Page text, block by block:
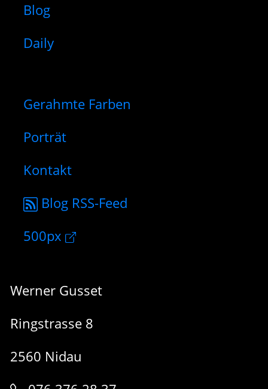
Blog
Daily
Gerahmte Farben
Porträt
Kontakt
Blog RSS-Feed
500px
Werner Gusset
Ringstrasse 8
2560 Nidau